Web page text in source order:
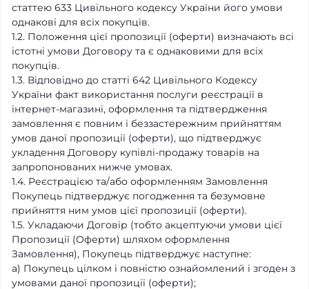
статтею 633 Цивільного кодексу України його умови
однакові для всіх покупців.
1.2. Положення цієї пропозиції (оферти) визначають всі
істотні умови Договору та є однаковими для всіх
покупців.
1.3. Відповідно до статті 642 Цивільного Кодексу
України факт використання послуги реєстрації в
інтернет-магазині, оформлення та підтвердження
замовлення є повним і беззастережним прийняттям
умов даної пропозиції (оферти), що підтверджує
укладення Договору купівлі-продажу товарів на
запропонованих нижче умовах.
1.4. Реєстрацією та/або оформленням Замовлення
Покупець підтверджує погодження та безумовне
прийняття ним умов цієї пропозиції (оферти).
1.5. Укладаючи Договір (тобто акцептуючи умови цієї
Пропозиції (Оферти) шляхом оформлення
Замовлення), Покупець підтверджує наступне:
а) Покупець цілком і повністю ознайомлений і згоден з
умовами даної пропозиції (оферти);